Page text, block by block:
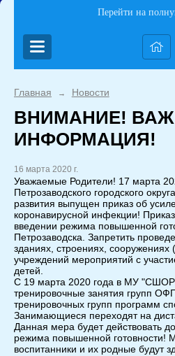
Перейти на
Главная → Новости
ВНИМАНИЕ!
ИНФОРМАЦИЯ!
16 марта 2020 г.
Уважаемые Родители! 17 марта
Петрозаводского городского
развития выпущен приказ об
коронавирусной инфекции!
введении режима повышенной
Петрозаводска. Запретить
зданиях, строениях,
учреждений мероприятий с
детей.
С 19 марта 2020 года в МУ
тренировочные занятия групп
тренировочных групп программ
Занимающиеся переходят на
Данная мера будет действовать
режима повышенной готовности!
воспитанники и их родные будут